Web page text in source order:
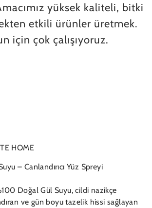
yüksek kaliteli, bitki
etkili ürünler üretmek.
için çok çalışıyoruz.
HOME
– Canlandırıcı Yüz Spreyi
Doğal Gül Suyu, cildi nazikçe
ve gün boyu tazelik hissi sağlayan